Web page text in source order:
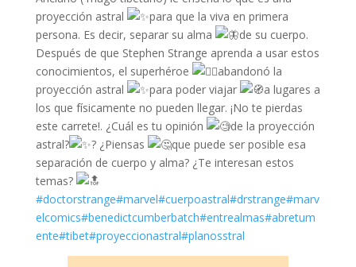
proyección astral
para que la viva en primera
persona. Es decir, separar su alma
de su cuerpo.
Después de que Stephen Strange aprenda a usar estos
conocimientos, el superhéroe
abandonó la
proyección astral
para poder viajar
a lugares a
los que físicamente no pueden llegar. ¡No te pierdas
este carrete!. ¿Cuál es tu opinión
de la proyección
astral?
? ¿Piensas
que puede ser posible esa
separación de cuerpo y alma? ¿Te interesan estos
temas?
#doctorstrange#marvel#cuerpoastral#drstrange#marv
elcomics#benedictcumberbatch#entrealmas#abretum
ente#tibet#proyeccionastral#planosstral